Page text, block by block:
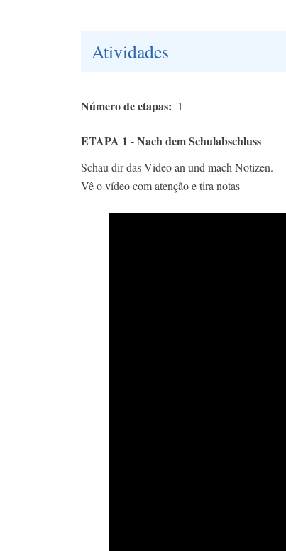
Atividades
Número de etapas 1
ETAPA 1 - Nach dem Schulabschluss
Schau dir das Video an und mach Notizen.
Vê o vídeo com atenção e tira notas